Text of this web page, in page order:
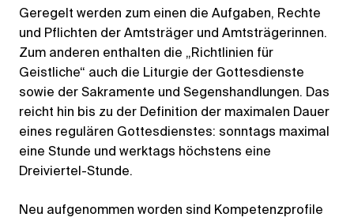
Geregelt werden zum einen die Aufgaben, Rechte
und Pflichten der Amtsträger und Amtsträgerinnen.
Zum anderen enthalten die „Richtlinien für
Geistliche“ auch die Liturgie der Gottesdienste
sowie der Sakramente und Segenshandlungen. Das
reicht hin bis zu der Definition der maximalen Dauer
eines regulären Gottesdienstes: sonntags maximal
eine Stunde und werktags höchstens eine
Dreiviertel-Stunde.
Neu aufgenommen worden sind Kompetenzprofile